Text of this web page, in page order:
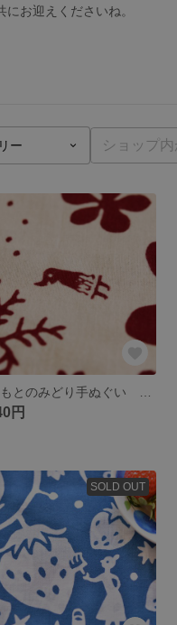
お迎えくださいね。
円
SOLD OUT